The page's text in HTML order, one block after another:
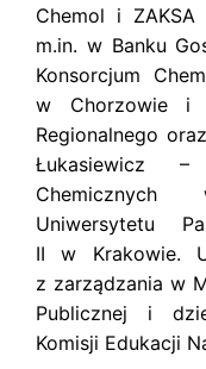
Chemol i ZAKSA
m.in. w Banku
Konsorcjum
w Chorzowie i
Regionalnego
Łukasiewicz
Chemicznych
Uniwersytetu
II w Krakowie.
z zarządzania w
Publicznej i
Komisji Edukacji